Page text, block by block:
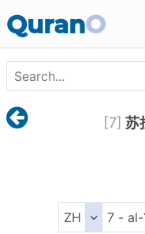
QuranO
[7] 苏